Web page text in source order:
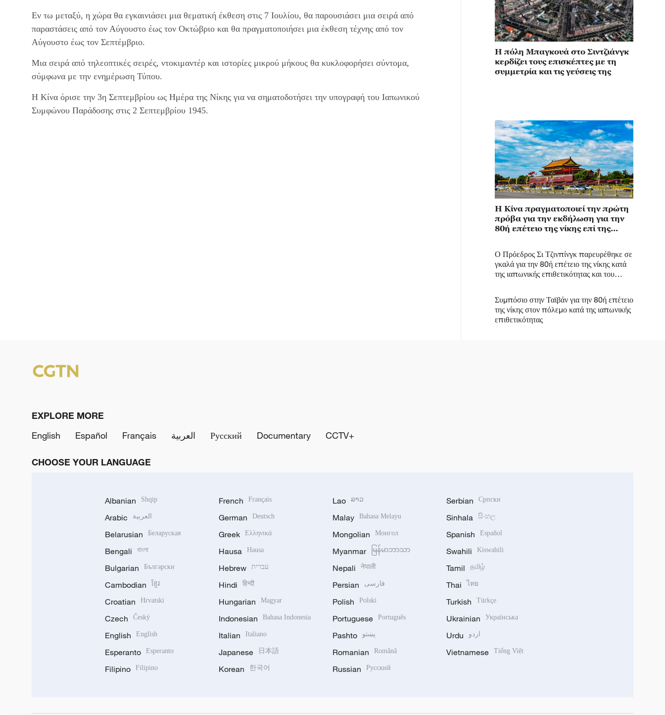
Εν τω μεταξύ, η χώρα θα εγκαινιάσει μια θεματική έκθεση στις 7 Ιουλίου, θα παρουσιάσει μια σειρά από
παραστάσεις από τον Αύγουστο έως τον Οκτώβριο και θα πραγματοποιήσει μια έκθεση τέχνης από τον
Αύγουστο έως τον Σεπτέμβριο.
Μια σειρά από τηλεοπτικές σειρές, ντοκιμαντέρ και ιστορίες μικρού μήκους θα κυκλοφορήσει σύντομα,
σύμφωνα με την ενημέρωση Τύπου.
Η Κίνα όρισε την 3η Σεπτεμβρίου ως Ημέρα της Νίκης για να σηματοδοτήσει την υπογραφή του Ιαπωνικού
Συμφώνου Παράδοσης στις 2 Σεπτεμβρίου 1945.
Η πόλη Μπαγκουά στο Σιντζιάνγκ
κερδίζει τους επισκέπτες με τη
συμμετρία και τις γεύσεις της
Η Κίνα πραγματοποιεί την πρώτη
πρόβα για την εκδήλωση για την
80ή επέτειο της νίκης επί της
Ο Πρόεδρος Σι Τζινπίνγκ παρευρέθηκε σε
γκαλά για την 80ή επέτειο της νίκης κατά
της ιαπωνικής επιθετικότητας και του
Συμπόσιο στην Ταϊβάν για την 80ή επέτειο
της νίκης στον πόλεμο κατά της ιαπωνικής
επιθετικότητας
EXPLORE MORE
English
Español Français العربية Русский Documentary CCTV+
CHOOSE YOUR LANGUAGE
Albanian Shqip
Arabic العربية
Belarusian Беларуская
Bengali বাংলা
Bulgarian Български
Cambodian ខ្មែរ
Croatian Hrvatski
Czech Český
English English
Esperanto Esperanto
Filipino Filipino
French Français
German Deutsch
Greek Ελληνικά
Hausa Hausa
Hebrew עברית
Hindi हिन्दी
Hungarian Magyar
Indonesian Bahasa Indonesia
Italian Italiano
Japanese 日本語
Korean 한국어
Lao ລາວ
Malay Bahasa Melayu
Mongolian Монгол
Myanmar မြန်မာဘာသာ
Nepali नेपाली
Persian فارسی
Polish Polski
Portuguese Português
Pashto پښتو
Romanian Română
Russian Русский
Serbian Српски
Sinhala සිංහල
Spanish Español
Swahili Kiswahili
Tamil தமிழ்
Thai ไทย
Turkish Türkçe
Ukrainian Українська
Urdu اردو
Vietnamese Tiếng Việt